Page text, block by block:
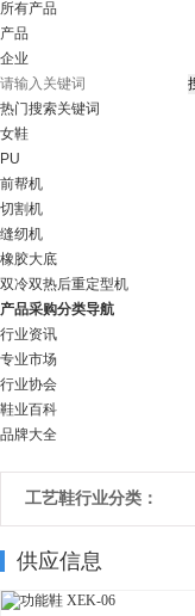
所有产品
产品
企业
热门搜索关键词
女鞋
PU
前帮机
切割机
缝纫机
橡胶大底
双冷双热后重定型机
产品采购分类导航
行业资讯
专业市场
行业协会
鞋业百科
品牌大全
工艺鞋行业分类：
供应信息